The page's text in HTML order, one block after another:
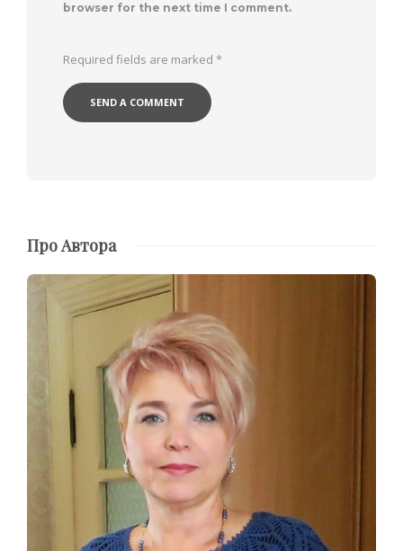
browser for the next time I comment.
Required fields are marked *
Про Автора